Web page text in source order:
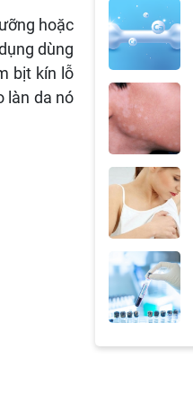
hoặc
dùng
bịt kín lỗ
làn da nó